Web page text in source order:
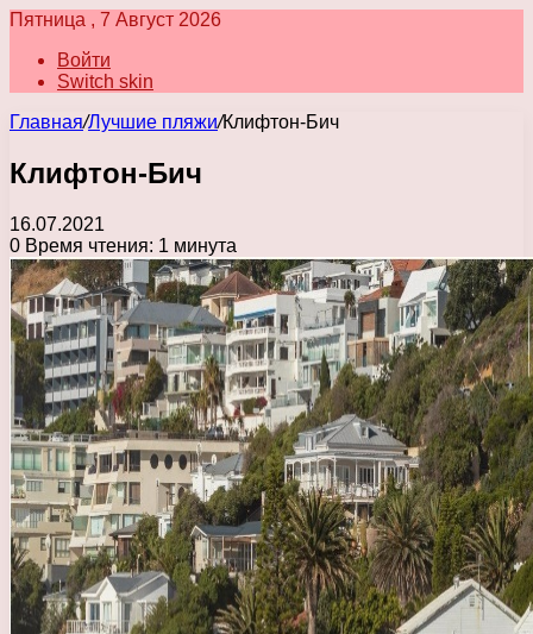
Пятница , 7 Август 2026
Войти
Switch skin
Главная/Лучшие пляжи/Клифтон-Бич
Клифтон-Бич
16.07.2021
0 Время чтения: 1 минута